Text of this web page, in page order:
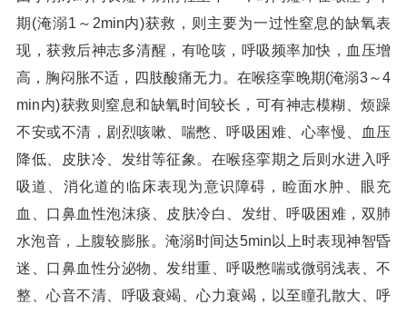
期(淹溺1～2min内)获救，则主要为一过性窒息的缺氧表
现，获救后神志多清醒，有呛咳，呼吸频率加快，血压增
高，胸闷胀不适，四肢酸痛无力。在喉痉挛晚期(淹溺3～4
min内)获救则窒息和缺氧时间较长，可有神志模糊、烦躁
不安或不清，剧烈咳嗽、喘憋、呼吸困难、心率慢、血压
降低、皮肤冷、发绀等征象。在喉痉挛期之后则水进入呼
吸道、消化道的临床表现为意识障碍，睑面水肿、眼充
血、口鼻血性泡沫痰、皮肤冷白、发绀、呼吸困难，双肺
水泡音，上腹较膨胀。淹溺时间达5min以上时表现神智昏
迷、口鼻血性分泌物、发绀重、呼吸憋喘或微弱浅表、不
整、心音不清、呼吸衰竭、心力衰竭，以至瞳孔散大、呼